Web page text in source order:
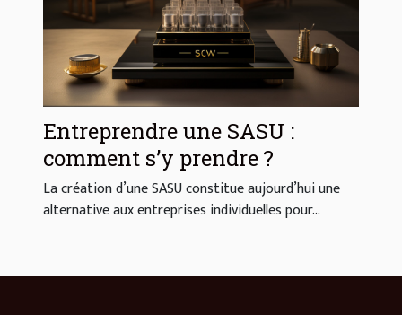
Entreprendre une SASU :
comment s’y prendre ?
La création d’une SASU constitue aujourd’hui une
alternative aux entreprises individuelles pour...